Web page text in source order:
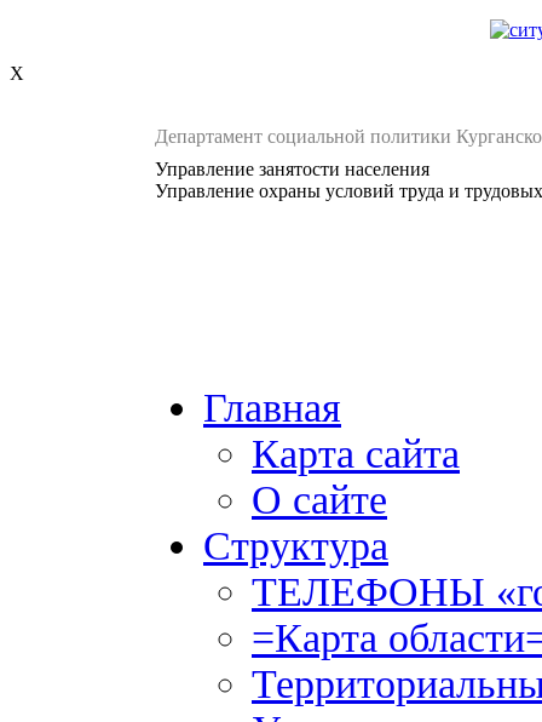
X
Департамент социальной политики
Управление занятости населения
Управление охраны условий труда и
Главная
Карта сайта
О сайте
Структура
ТЕЛЕФОНЫ
=Карта